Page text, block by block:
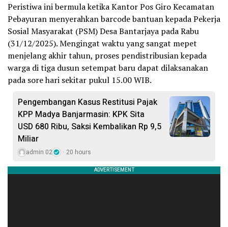
Peristiwa ini bermula ketika Kantor Pos Giro Kecamatan
Pebayuran menyerahkan barcode bantuan kepada Pekerja
Sosial Masyarakat (PSM) Desa Bantarjaya pada Rabu
(31/12/2025). Mengingat waktu yang sangat mepet
menjelang akhir tahun, proses pendistribusian kepada
warga di tiga dusun setempat baru dapat dilaksanakan
pada sore hari sekitar pukul 15.00 WIB.
Pengembangan Kasus Restitusi Pajak
KPP Madya Banjarmasin: KPK Sita
USD 680 Ribu, Saksi Kembalikan Rp 9,5
Miliar
admin 02 20 hours